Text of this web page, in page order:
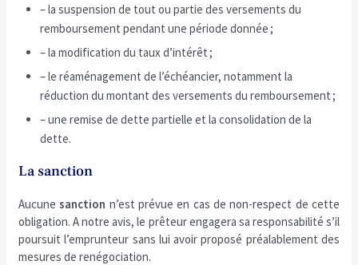
– la suspension de tout ou partie des versements du
remboursement pendant une période donnée ;
– la modification du taux d’intérêt ;
– le réaménagement de l’échéancier, notamment la
réduction du montant des versements du remboursement ;
– une remise de dette partielle et la consolidation de la
dette.
La sanction
Aucunesanction n’est prévue en cas de non-respect de cette
obligation. A notre avis, le prêteur engagera sa responsabilité s’il
poursuit l’emprunteur sans lui avoir proposé préalablement des
mesures de renégociation.